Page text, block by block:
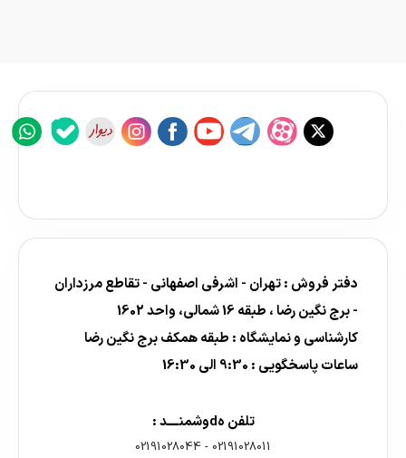
دفتر فروش : تهران - اشرفی اصفهانی - تقاطع مرزداران
- برج نگین رضا ، طبقه 16 شمالی، واحد 1602
کارشناسی و نمایشگاه : طبقه همکف برج نگین رضا
ساعات پاسخگویی : 9:30 الی 16:30
تلفن هdوشمنــــد :
02191028011
-
02191028044